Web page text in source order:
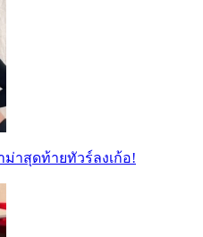
าสุดท้ายทัวร์ลงเก้อ!